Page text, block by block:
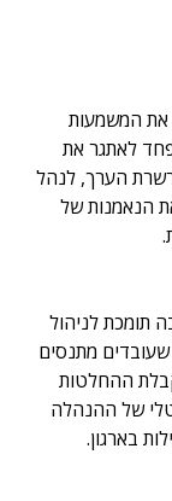
את המשמעות
לאתגר את
הערך, לנהל
הנאמנות של
תומכת לניהול
שעובדים מתנסים
ההחלטות
של ההנהלה
בארגון.